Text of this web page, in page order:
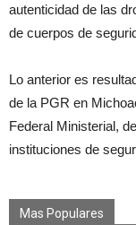
autenticidad de las
de cuerpos de
Lo anterior es
de la PGR en
Federal Ministerial,
instituciones de
Mas Populares